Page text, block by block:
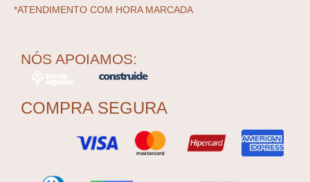
*ATENDIMENTO COM HORA MARCADA
NÓS APOIAMOS:
COMPRA SEGURA